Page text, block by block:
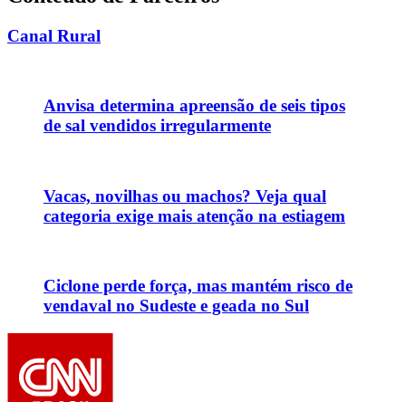
Canal Rural
Anvisa determina apreensão de seis tipos
de sal vendidos irregularmente
Vacas, novilhas ou machos? Veja qual
categoria exige mais atenção na estiagem
Ciclone perde força, mas mantém risco de
vendaval no Sudeste e geada no Sul